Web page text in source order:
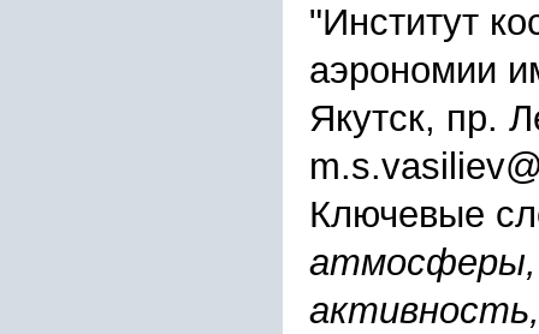
"Институт
аэрономии
Якутск, пр.
Ключевые
атмосферы,